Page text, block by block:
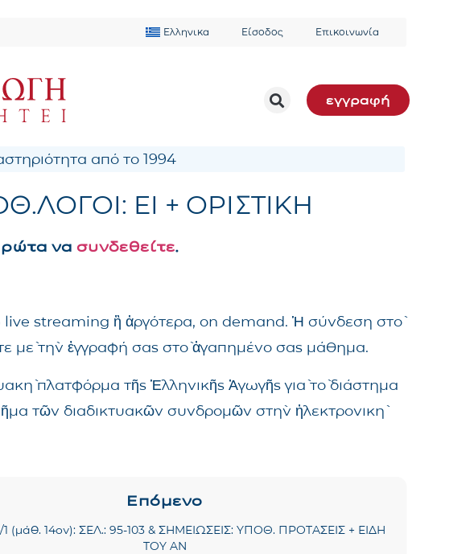
Ελληνικα Είσοδος Επικοινωνία
εγγραφή
από το 1994
ΕΙ + ΟΡΙΣΤΙΚΗ
να συνδεθείτε.
live streaming ἢ ἀργότερα, on demand. Ἡ σύνδεση στὸ
μὲ τὴν ἐγγραφή σας στὸ ἀγαπημένο σας μάθημα.
πλατφόρμα τῆς Ἑλληνικῆς Ἀγωγῆς γιὰ τὸ διάστημα
τῶν διαδικτυακῶν συνδρομῶν στὴν ἠλεκτρονικὴ
Επόμενο
1 (μάθ. 14ον): ΣΕΛ.: 95-103 & ΣΗΜΕΙΩΣΕΙΣ: ΥΠΟΘ. ΠΡΟΤΑΣΕΙΣ + ΕΙΔΗ
ΤΟΥ ΑΝ